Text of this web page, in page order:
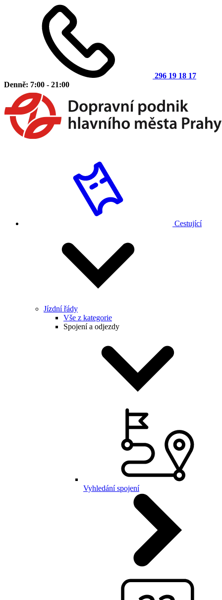
296 19 18 17
Denně: 7:00 - 21:00
Cestující
Jízdní řády
Vše z kategorie
Spojení a odjezdy
Vyhledání spojení